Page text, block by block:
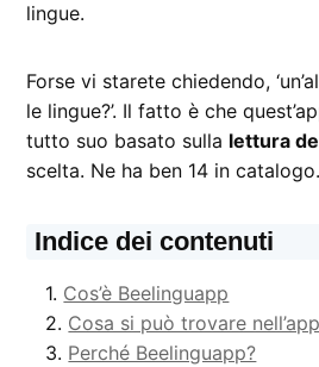
lingue.
Forse vi starete chiedendo,
le lingue?’. Il fatto è che
tutto suo basato sulla lettura
scelta. Ne ha ben 14 in catalogo.
Indice dei contenuti
Cos’è Beelinguapp
Cosa si può trovare nell’app
Perché Beelinguapp?